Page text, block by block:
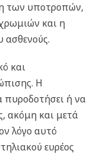
των υποτροπών,
και η
ασθενούς.
και
Η
πυροδοτήσει ή να
ακόμη και μετά
λόγο αυτό
ευρέος